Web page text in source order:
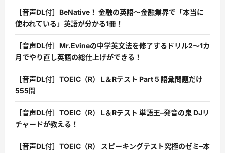
［音声DL付］BeNative！ 金融の英語〜金融業界で「本当に
使われている」英語が分かる1冊！
［音声DL付］Mr.Evineの中学英文法を修了するドリル2〜1カ
月でやり直し英語の総仕上げができる！
［音声DL付］TOEIC（R） L＆Rテスト Part 5 語彙問題だけ
555問
［音声DL付］TOEIC（R） L＆Rテスト 単語王–発音の鬼 DJリ
チャードが教える！
［音声DL付］TOEIC（R） スピーキングテスト究極のゼミ–本